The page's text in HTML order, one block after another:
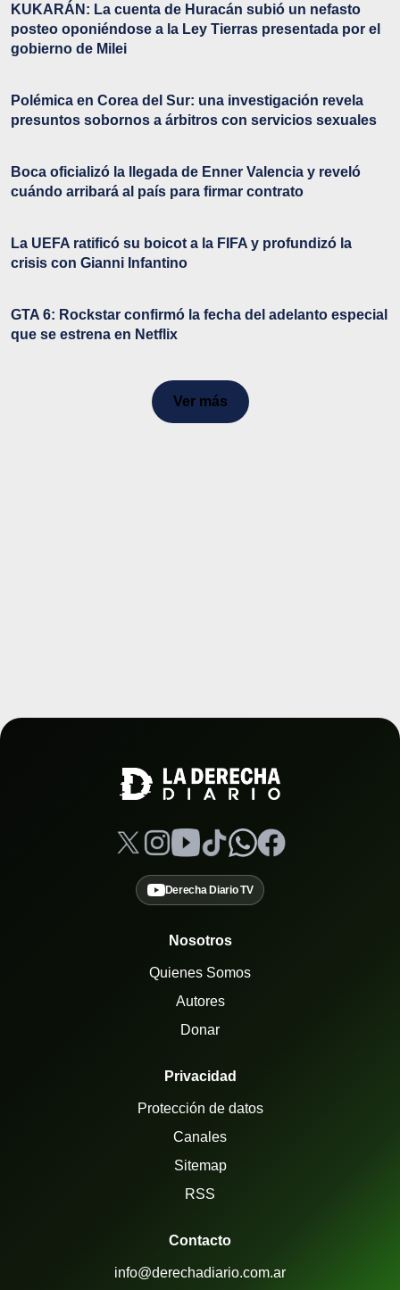
KUKARÁN: La cuenta de Huracán subió un nefasto
posteo oponiéndose a la Ley Tierras presentada por el
gobierno de Milei
Polémica en Corea del Sur: una investigación revela
presuntos sobornos a árbitros con servicios sexuales
Boca oficializó la llegada de Enner Valencia y reveló
cuándo arribará al país para firmar contrato
La UEFA ratificó su boicot a la FIFA y profundizó la
crisis con Gianni Infantino
GTA 6: Rockstar confirmó la fecha del adelanto especial
que se estrena en Netflix
Ver más
Derecha Diario TV
Nosotros
Quienes Somos
Autores
Donar
Privacidad
Protección de datos
Canales
Sitemap
RSS
Contacto
info@derechadiario.com.ar